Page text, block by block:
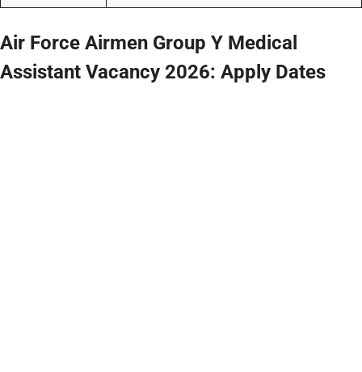
Air Force Airmen Group Y Medical
Assistant Vacancy 2026: Apply Dates